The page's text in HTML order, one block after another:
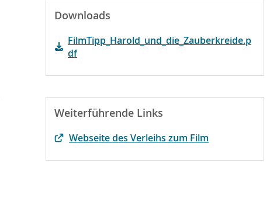
Downloads
FilmTipp_Harold_und_die_Zauberkreide.p
df
Weiterführende Links
Webseite des Verleihs zum Film